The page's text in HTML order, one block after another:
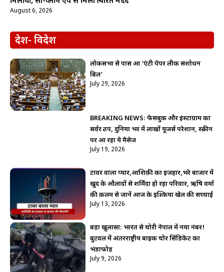
August 6, 2026
देश- विदेश
लोकसभा से पास हुआ ‘एंटी पेपर लीक संशोधन
बिल’
July 29, 2026
BREAKING NEWS: फेसबुक और इंस्टाग्राम का
सर्वर ठप, दुनिया भर में लाखों यूजर्स परेशान, स्क्रीन
पर आ रहा ये मैसेज
July 19, 2026
टावर वाला प्यार,आशिक़ी का इजहार,भरे बाजार में
खुद के औलादों से शर्मिंदा हो रहा परिवार, ऋषि वर्मा
की क़लम से जानें आज के इश्किया खेल की सच्चाई
July 13, 2026
बड़ा खुलासा: भारत से चोरी नेपाल में नया नंबर!
बुटवल में अंतरराष्ट्रीय बाइक चोर सिंडिकेट का
भंडाफोड़
July 9, 2026